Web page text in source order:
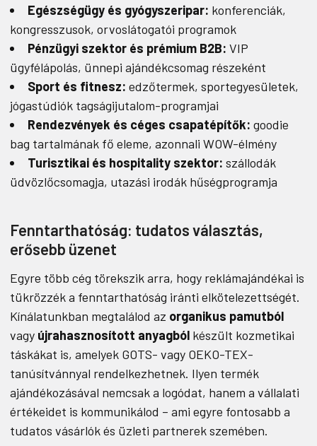
Egészségügy és gyógyszeripar: konferenciák,
kongresszusok, orvoslátogatói programok
Pénzügyi szektor és prémium B2B: VIP
ügyfélápolás, ünnepi ajándékcsomag részeként
Sport és fitnesz: edzőtermek, sportegyesületek,
jógastúdiók tagságijutalom-programjai
Rendezvények és céges csapatépítők: goodie
bag tartalmának fő eleme, azonnali WOW-élmény
Turisztikai és hospitality szektor: szállodák
üdvözlőcsomagja, utazási irodák hűségprogramja
Fenntarthatóság: tudatos választás,
erősebb üzenet
Egyre több cég törekszik arra, hogy reklámajándékai is
tükrözzék a fenntarthatóság iránti elkötelezettségét.
Kínálatunkban megtalálod az organikus pamutból
vagy újrahasznosított anyagbólkészült kozmetikai
táskákat is, amelyek GOTS- vagy OEKO-TEX-
tanúsítvánnyal rendelkezhetnek. Ilyen termék
ajándékozásával nemcsak a logódat, hanem a vállalati
értékeidet is kommunikálod – ami egyre fontosabb a
tudatos vásárlók és üzleti partnerek szemében.